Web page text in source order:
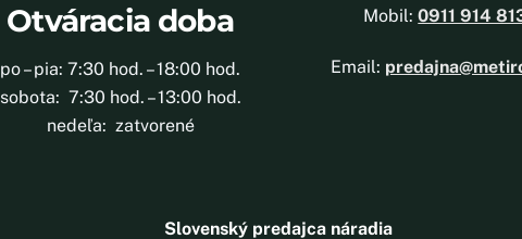
Otváracia doba
po – pia: 7:30 hod. – 18:00 hod.
sobota: 7:30 hod. – 13:00 hod.
nedeľa: zatvorené
Mobil:0911 914
Email:
Slovenský predajca náradia